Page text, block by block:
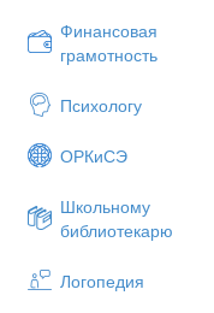
Финансовая
грамотность
Психологу
ОРКиСЭ
Школьному
библиотекарю
Логопедия